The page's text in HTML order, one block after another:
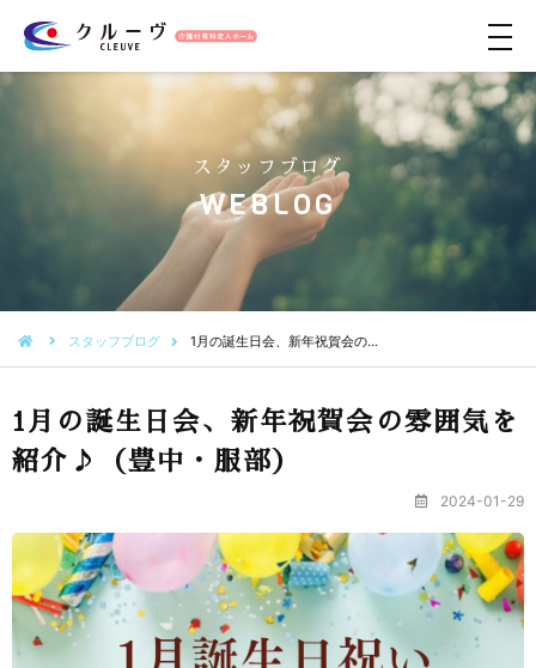
メ
ュ
ー
スタッフブログ
WEBLOG
スタッフブログ 1月の誕生日会、新年祝賀会の…
1月の誕生日会、新年祝賀会の雰囲気を
紹介♪（豊中・服部）
2024-01-29